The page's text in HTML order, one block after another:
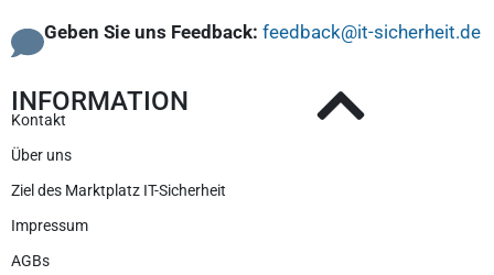
Geben Sie uns Feedback: feedback@it-sicherheit.de
INFORMATION
Kontakt
Über uns
Ziel des Marktplatz IT-Sicherheit
Impressum
AGBs